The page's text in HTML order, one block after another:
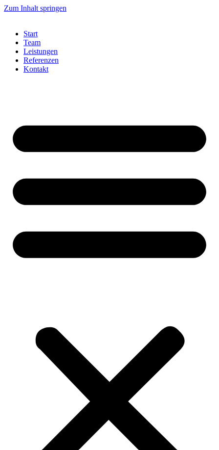
Zum Inhalt springen
Start
Team
Leistungen
Referenzen
Kontakt